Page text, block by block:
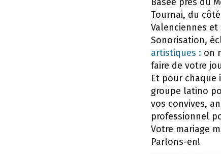
Tournai, du
Valenciennes
Sonorisation,
artistiques : on
faire de votre
Et pour chaque
groupe latino
vos convives,
professionnel
Votre mariage
Parlons-en!